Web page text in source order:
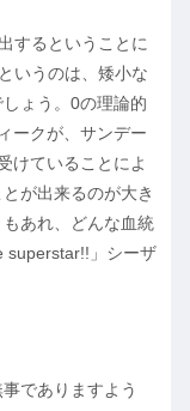
するということに
いうのは、矮小な
ょう。0の理論的
ークが、サンデー
けていることによ
が出来るのが大き
あれ、どんな血統
superstar!!」シーザ
でありますよう